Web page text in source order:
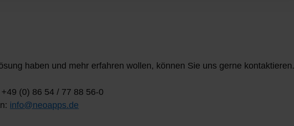
haben und mehr erfahren wollen, können Sie uns gerne kontaktieren.
(0) 86 54 / 77 88 56-0
info@neoapps.de